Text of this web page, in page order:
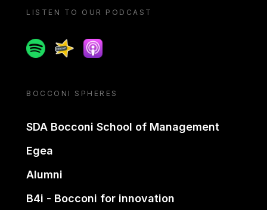
LISTEN TO OUR PODCAST
SpotifySpreakerApple podcast
BOCCONI SPHERES
SDA Bocconi School of Management
Egea
Alumni
B4i - Bocconi for innovation